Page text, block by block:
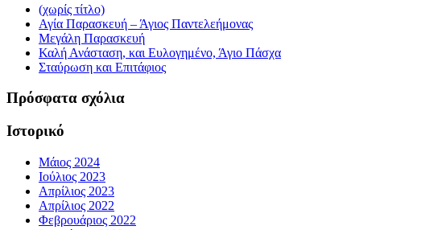
(χωρίς τίτλο)
Αγία Παρασκευή – Άγιος Παντελεήμονας
Μεγάλη Παρασκευή
Καλή Ανάσταση, και Ευλογημένο, Άγιο Πάσχα
Σταύρωση και Επιτάφιος
Πρόσφατα σχόλια
Ιστορικό
Μάιος 2024
Ιούλιος 2023
Απρίλιος 2023
Απρίλιος 2022
Φεβρουάριος 2022